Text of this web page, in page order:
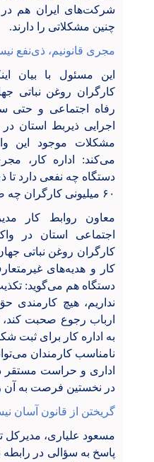
شرکت‌های ایران هم‌
چنین مشکلاتی را دارند.
مجری قانونیم، ذی‌نفع
این مسئول با بیان
کارگران روغن نباتی
رفاه اجتماعی و حتی
اجرایی ذیربط استان
مشکلات موجود این
می‌کند: اداره کار،
۶۰ میلیونی کارگران چه ضرر یا نفعی برای ما دارد؟
معاون روابط کار
اجتماعی استان در
کارگران روغن نباتی
کار و هدیه‌های
دستگاه هم می‌گوید:
نداریم، هیچ کارمندی
ارباب رجوع صحبت کند،
به اداره کار برای ثبت
نامناسب کارمندان
اداری و حراست مستقر
در نخستین فرصت به
گریختن از قانون آسان
مسعود علیاری، مدیرکل
پاسخ به سؤالی در رابطه